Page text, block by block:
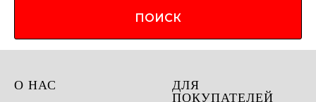
ПОИСК
О НАС ДЛЯ
ПОКУПАТЕЛЕЙ